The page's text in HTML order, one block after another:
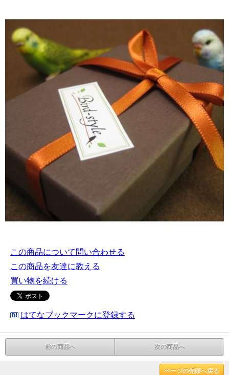
この商品について問い合わせる
この商品を友達に教える
買い物を続ける
はてなブックマークに登録する
前の商品へ 次の商品へ
ページの先頭へ戻る